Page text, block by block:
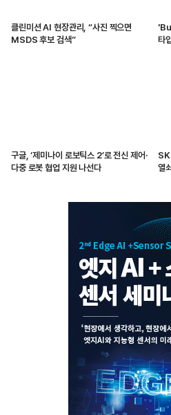
클린미션 AI 현장관리, “사진 찍으면
MSDS 후보 검색”
타
구글, ‘제미나이 로보틱스 2’로 전신 제어·
다중 로봇 협업 지원 나선다
열